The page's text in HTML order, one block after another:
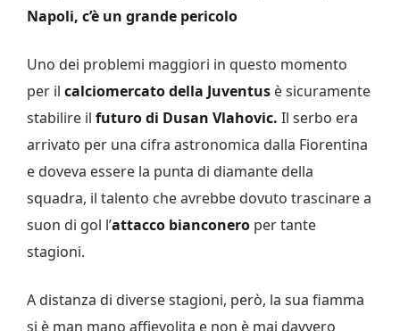
Napoli, c’è un grande pericolo
Uno dei problemi maggiori in questo momento
per il calciomercato della Juventus è sicuramente
stabilire il futuro di Dusan Vlahovic. Il serbo era
arrivato per una cifra astronomica dalla Fiorentina
e doveva essere la punta di diamante della
squadra, il talento che avrebbe dovuto trascinare a
suon di gol l’attacco bianconero per tante
stagioni.
A distanza di diverse stagioni, però, la sua fiamma
si è man mano affievolita e non è mai davvero